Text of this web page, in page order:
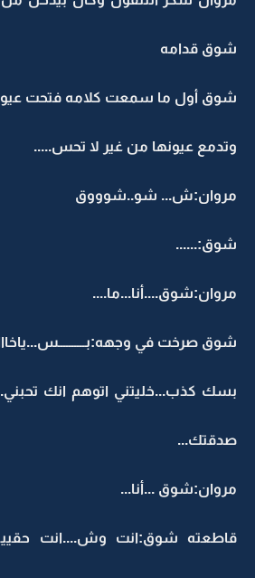
شوق قدامه
شوق أول ما سمعت كلامه فتحت
وتدمع عيونها من غير لا تحس.....
مروان:ش... شو..شوووق
شوق:......
مروان:شوق....أنا...ما....
شوق صرخت في
بسك كذب...خليتني اتوهم انك
صدقتك...
مروان:شوق ...أنا...
قاطعته شوق:انت وش....انت